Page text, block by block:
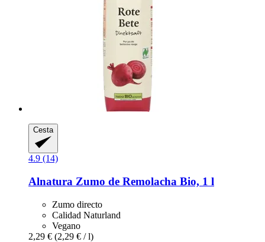
Cesta
4.9 (14)
Alnatura Zumo de Remolacha Bio, 1 l
Zumo directo
Calidad Naturland
Vegano
2,29 € (2,29 € / l)